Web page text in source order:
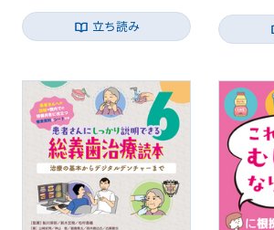
立ち読み